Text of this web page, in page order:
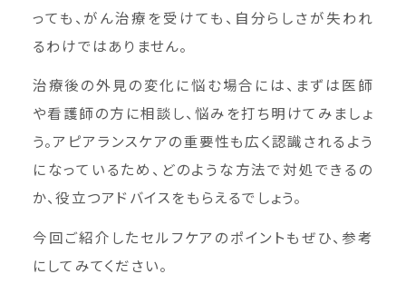
っても、がん治療を受けても、自分らしさが失われ
るわけではありません。
治療後の外見の変化に悩む場合には、まずは医師
や看護師の方に相談し、悩みを打ち明けてみましょ
う。アピアランスケアの重要性も広く認識されるよう
になっているため、どのような方法で対処できるの
か、役立つアドバイスをもらえるでしょう。
今回ご紹介したセルフケアのポイントもぜひ、参考
にしてみてください。